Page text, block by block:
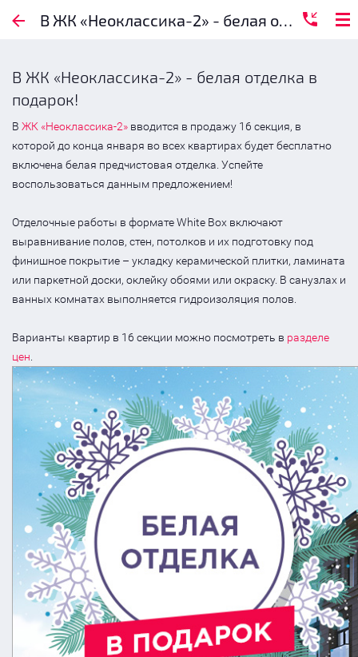
В ЖК «Неоклассика-2» - белая отделка в подарок!
Артхаус
В ЖК «Неоклассика-2» - белая отделка в
подарок!
В ЖК «Неоклассика-2» вводится в продажу 16 секция, в
которой до конца января во всех квартирах будет бесплатно
включена белая предчистовая отделка. Успейте
воспользоваться данным предложением!
Отделочные работы в формате White Box включают
выравнивание полов, стен, потолков и их подготовку под
финишное покрытие – укладку керамической плитки, ламината
или паркетной доски, оклейку обоями или окраску. В санузлах и
ванных комнатах выполняется гидроизоляция полов.
Варианты квартир в 16 секции можно посмотреть в разделе
цен